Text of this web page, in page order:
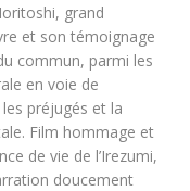
grand
et son témoignage
commun, parmi les
en voie de
préjugés et la
Film hommage et
de vie de l’Irezumi,
doucement